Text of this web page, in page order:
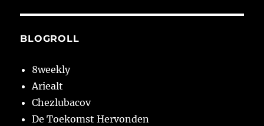
BLOGROLL
8weekly
Ariealt
Chezlubacov
De Toekomst Hervonden